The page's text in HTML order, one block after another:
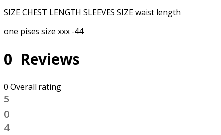
SIZE CHEST LENGTH SLEEVES SIZE waist length
one pises size xxx -44
0 Reviews
0 Overall rating
5
0
4